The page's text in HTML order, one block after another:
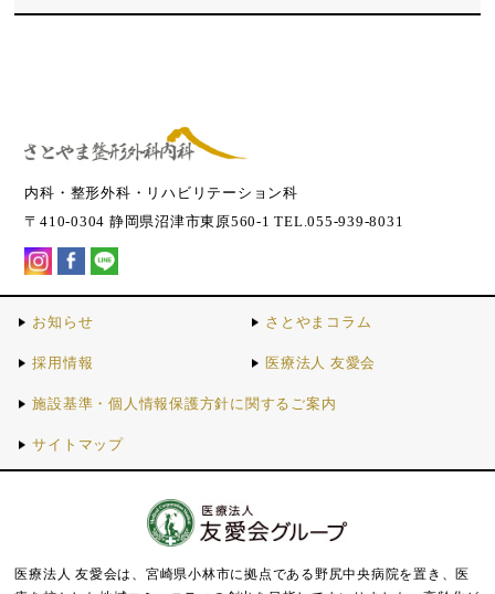
内科・整形外科・リハビリテーション科
〒410-0304 静岡県沼津市東原560-1 TEL.055-939-8031
お知らせ さとやまコラム
採用情報 医療法人 友愛会
施設基準・個人情報保護方針に関するご案内
サイトマップ
医療法人 友愛会は、宮崎県小林市に拠点である野尻中央病院を置き、医